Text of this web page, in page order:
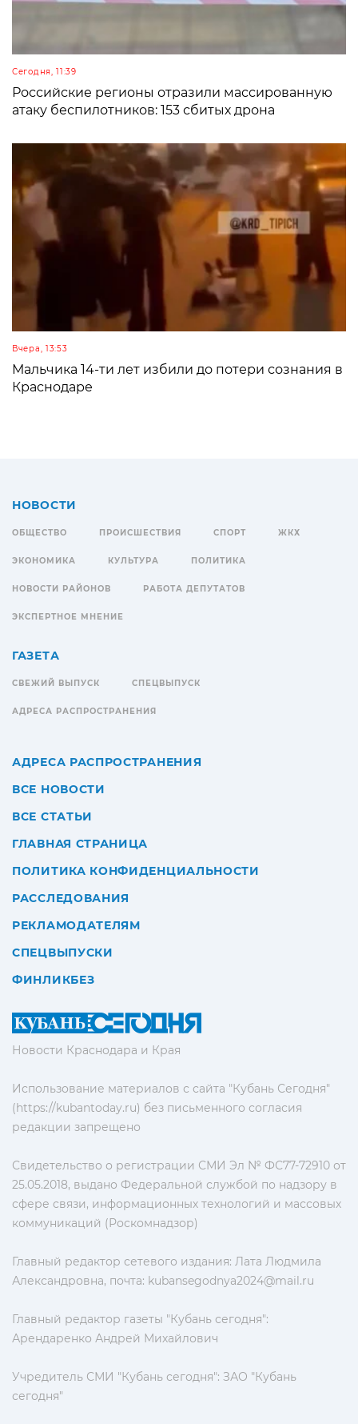
Сегодня, 11:39
Российские регионы отразили массированную
атаку беспилотников: 153 сбитых дрона
Вчера, 13:53
Мальчика 14-ти лет избили до потери сознания в
Краснодаре
Новости Краснодара и Края
Использование материалов с сайта "Кубань Сегодня"
(https://kubantoday.ru) без письменного согласия
редакции запрещено
Свидетельство о регистрации СМИ Эл № ФС77-72910 от
25.05.2018, выдано Федеральной службой по надзору в
сфере связи, информационных технологий и массовых
коммуникаций (Роскомнадзор)
Главный редактор сетевого издания: Лата Людмила
Александровна, почта: kubansegodnya2024@mail.ru
Главный редактор газеты "Кубань сегодня":
Арендаренко Андрей Михайлович
Учредитель СМИ "Кубань сегодня": ЗАО "Кубань
сегодня"
НОВОСТИ
ОБЩЕСТВО ПРОИСШЕСТВИЯ СПОРТ ЖКХ
ЭКОНОМИКА КУЛЬТУРА ПОЛИТИКА
НОВОСТИ РАЙОНОВ РАБОТА ДЕПУТАТОВ
ЭКСПЕРТНОЕ МНЕНИЕ
ГАЗЕТА
СВЕЖИЙ ВЫПУСК СПЕЦВЫПУСК
АДРЕСА РАСПРОСТРАНЕНИЯ
АДРЕСА РАСПРОСТРАНЕНИЯ
ВСЕ НОВОСТИ
ВСЕ СТАТЬИ
ГЛАВНАЯ СТРАНИЦА
ПОЛИТИКА КОНФИДЕНЦИАЛЬНОСТИ
РАССЛЕДОВАНИЯ
РЕКЛАМОДАТЕЛЯМ
СПЕЦВЫПУСКИ
ФИНЛИКБЕЗ